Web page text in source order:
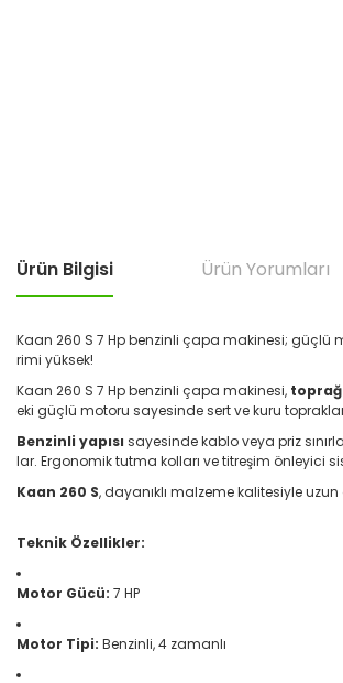
Ürün Bilgisi Ürün Yorumları
Kaan 260 S 7 Hp benzinli çapa makinesi; güçlü
rimi yüksek!
Kaan 260 S 7 Hp benzinli çapa makinesi,
eki güçlü motoru sayesinde sert ve kuru
Benzinli yapısı sayesinde kablo veya priz
lar. Ergonomik tutma kolları ve titreşim önleyici
Kaan 260 S, dayanıklı malzeme kalitesiyle
Teknik Özellikler:
Motor Gücü: 7 HP
Motor Tipi: Benzinli, 4 zamanlı